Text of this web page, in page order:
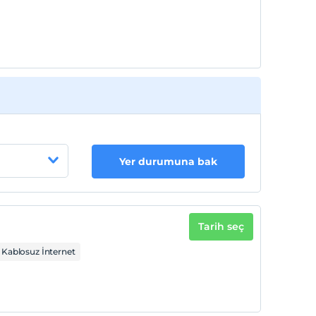
Yer durumuna bak
Kablosuz İnternet
Tarih seç